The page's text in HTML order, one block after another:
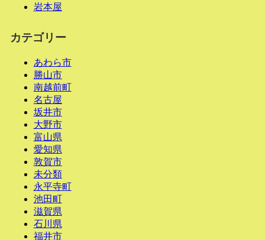
岩本屋
カテゴリー
あわら市
勝山市
南越前町
名古屋
坂井市
大野市
富山県
愛知県
敦賀市
未分類
永平寺町
池田町
滋賀県
石川県
福井市